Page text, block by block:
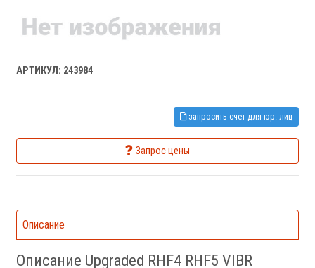
АРТИКУЛ: 243984
запросить счет для юр. лиц
Запрос цены
Описание
Описание Upgraded RHF4 RHF5 VIBR